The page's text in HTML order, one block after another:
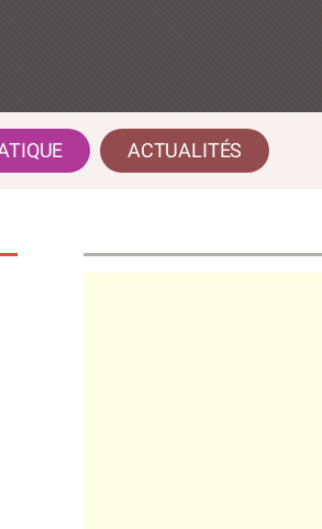
ACTUALITÉS